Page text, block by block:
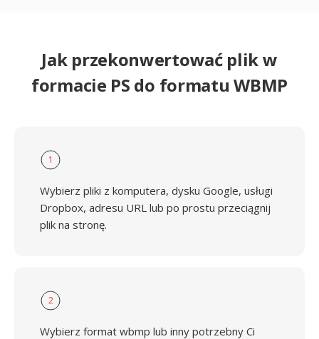
Jak przekonwertować plik w
formacie PS do formatu WBMP
1
Wybierz pliki z komputera, dysku Google, usługi
Dropbox, adresu URL lub po prostu przeciągnij
plik na stronę.
2
Wybierz format wbmp lub inny potrzebny Ci